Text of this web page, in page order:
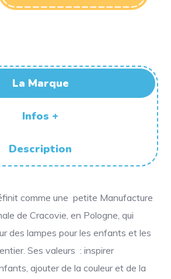
La Marque
Infos +
Description
comme une petite Manufacture
de Cracovie, en Pologne, qui
des lampes pour les enfants et les
Ses valeurs : inspirer
ajouter de la couleur et de la